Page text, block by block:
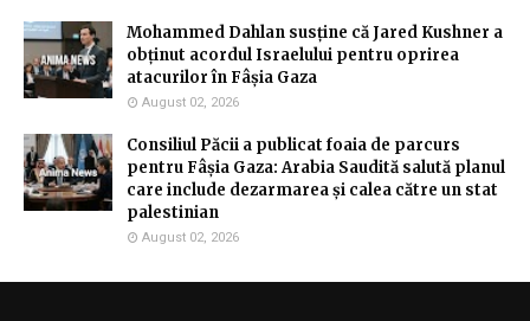
Mohammed Dahlan susține că Jared Kushner a
obținut acordul Israelului pentru oprirea
atacurilor în Fâșia Gaza
August 02, 2026
Consiliul Păcii a publicat foaia de parcurs
pentru Fâșia Gaza: Arabia Saudită salută planul
care include dezarmarea și calea către un stat
palestinian
August 02, 2026